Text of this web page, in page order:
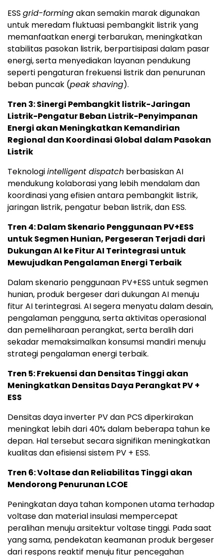
ESS grid-formingakan semakin marak digunakan
untuk meredam fluktuasi pembangkit listrik yang
memanfaatkan energi terbarukan, meningkatkan
stabilitas pasokan listrik, berpartisipasi dalam pasar
energi, serta menyediakan layanan pendukung
seperti pengaturan frekuensi listrik dan penurunan
beban puncak (peak shaving).
Tren 3: Sinergi Pembangkit listrik-Jaringan
Listrik-Pengatur Beban Listrik-Penyimpanan
Energi akan Meningkatkan Kemandirian
Regional dan Koordinasi Global dalam Pasokan
Listrik
Teknologiintelligent dispatch berbasiskan AI
mendukung kolaborasi yang lebih mendalam dan
koordinasi yang efisien antara pembangkit listrik,
jaringan listrik, pengatur beban listrik, dan ESS.
Tren 4: Dalam Skenario Penggunaan PV+ESS
untuk Segmen Hunian, Pergeseran Terjadi dari
Dukungan AI ke Fitur AI Terintegrasi untuk
Mewujudkan Pengalaman Energi Terbaik
Dalam skenario penggunaan PV+ESS untuk segmen
hunian, produk bergeser dari dukungan AI menuju
fitur AI terintegrasi. AI segera menyatu dalam desain,
pengalaman pengguna, serta aktivitas operasional
dan pemeliharaan perangkat, serta beralih dari
sekadar memaksimalkan konsumsi mandiri menuju
strategi pengalaman energi terbaik.
Tren 5: Frekuensi dan Densitas Tinggi akan
Meningkatkan Densitas Daya Perangkat PV +
ESS
Densitas daya inverter PV dan PCS diperkirakan
meningkat lebih dari 40% dalam beberapa tahun ke
depan. Hal tersebut secara signifikan meningkatkan
kualitas dan efisiensi sistem PV + ESS.
Tren 6: Voltase dan Reliabilitas Tinggi akan
Mendorong Penurunan LCOE
Peningkatan daya tahan komponen utama terhadap
voltase dan material insulasi mempercepat
peralihan menuju arsitektur voltase tinggi. Pada saat
yang sama, pendekatan keamanan produk bergeser
dari respons reaktif menuju fitur pencegahan